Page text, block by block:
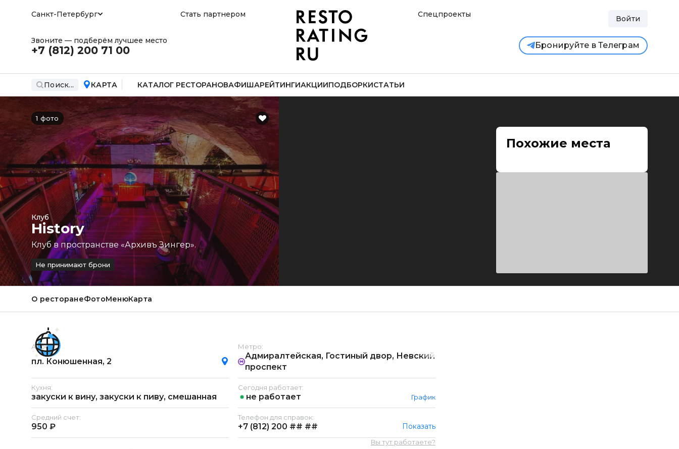
Санкт-Петербург Стать партнером Спецпроекты Войти
Звоните — подберём лучшее место
+7 (812) 200 71 00 Бронируйте в Телеграм
Поиск... КАРТА КАТАЛОГ РЕСТОРАНОВАФИШАРЕЙТИНГИАКЦИИПОДБОРКИСТАТЬИ
1 фото
Клуб
History
Клуб в пространстве «Архивъ Зингер».
Не принимают брони
О ресторанеФотоМенюКарта
Адрес:
пл. Конюшенная, 2
Метро:
Адмиралтейская, Гостиный двор, Невский
проспект
Кухня:
закуски к вину, закуски к пиву, смешанная
Сегодня работает:
не работает График
Средний счет:
950 ₽
Телефон для справок:
+7 (812) 200 ## ## Показать
Вы тут работаете?
Похожие места